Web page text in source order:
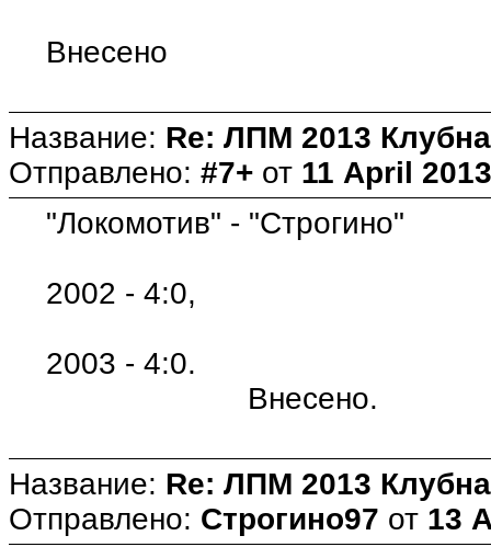
Внесено
Название: Re: ЛПМ 2013
Отправлено: #7+ от 11 April
"Локомотив" - "Строгино"
2002 - 4:0,
2003 - 4:0.
Внесено.
Название: Re: ЛПМ 2013
Отправлено: Строгино97 от 13